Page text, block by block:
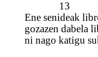
13
Ene senideak
gozazen dabela
ni nago katigu